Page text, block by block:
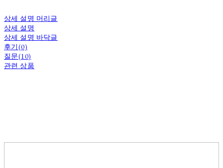
상세 설명 머리글
상세 설명
상세 설명 바닥글
후기(0)
질문(10)
관련 상품